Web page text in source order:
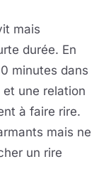
mais
durée. En
minutes dans
une relation
à faire rire.
mais ne
un rire